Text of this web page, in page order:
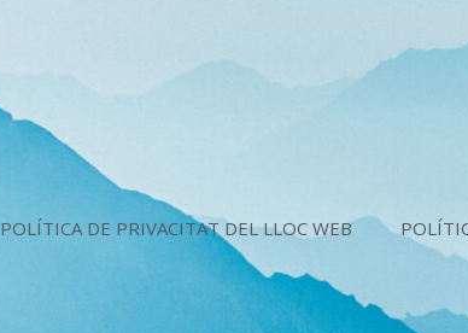
POLÍTICA DE PRIVACITAT DEL LLOC WEB